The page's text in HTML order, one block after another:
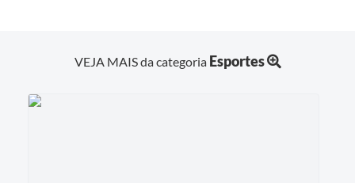
VEJA MAIS da categoria Esportes